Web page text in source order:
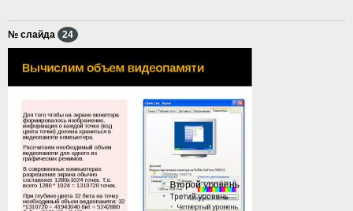
№ слайда 24